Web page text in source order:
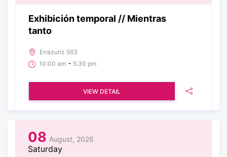
Exhibición temporal // Mientras
tanto
Errazuriz 563
10:00 am - 5:30 pm
VIEW DETAIL
08 August, 2026
Saturday